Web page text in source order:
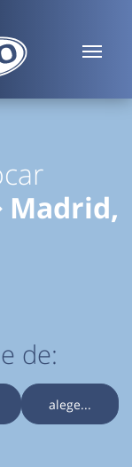
Madrid,
de:
alege...